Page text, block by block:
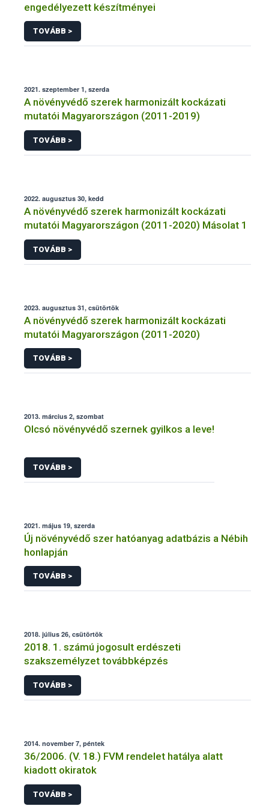
engedélyezett készítményei
TOVÁBB >
2021. szeptember 1, szerda
A növényvédő szerek harmonizált kockázati
mutatói Magyarországon (2011-2019)
TOVÁBB >
2022. augusztus 30, kedd
A növényvédő szerek harmonizált kockázati
mutatói Magyarországon (2011-2020) Másolat 1
TOVÁBB >
2023. augusztus 31, csütörtök
A növényvédő szerek harmonizált kockázati
mutatói Magyarországon (2011-2020)
TOVÁBB >
2013. március 2, szombat
Olcsó növényvédő szernek gyilkos a leve!
TOVÁBB >
2021. május 19, szerda
Új növényvédő szer hatóanyag adatbázis a Nébih
honlapján
TOVÁBB >
2018. július 26, csütörtök
2018. 1. számú jogosult erdészeti
szakszemélyzet továbbképzés
TOVÁBB >
2014. november 7, péntek
36/2006. (V. 18.) FVM rendelet hatálya alatt
kiadott okiratok
TOVÁBB >